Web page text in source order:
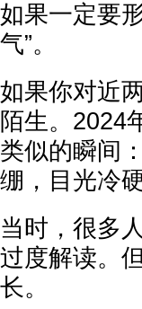
如果一定要
气”。
如果你对近
陌生。2024
类似的瞬间
绷，目光冷
当时，很多
过度解读。
长。